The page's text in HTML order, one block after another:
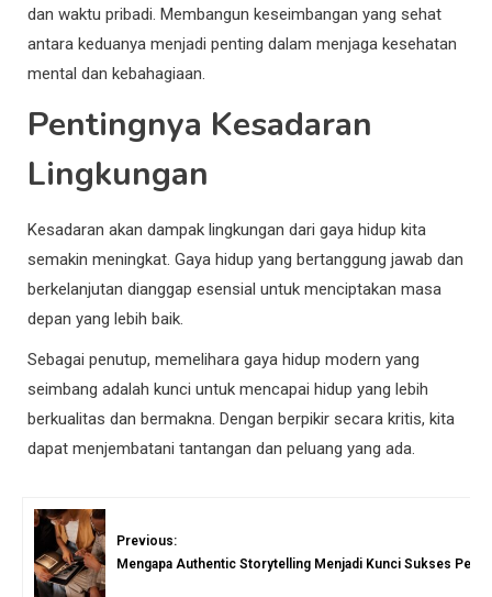
dan waktu pribadi. Membangun keseimbangan yang sehat
antara keduanya menjadi penting dalam menjaga kesehatan
mental dan kebahagiaan.
Pentingnya Kesadaran
Lingkungan
Kesadaran akan dampak lingkungan dari gaya hidup kita
semakin meningkat. Gaya hidup yang bertanggung jawab dan
berkelanjutan dianggap esensial untuk menciptakan masa
depan yang lebih baik.
Sebagai penutup, memelihara gaya hidup modern yang
seimbang adalah kunci untuk mencapai hidup yang lebih
berkualitas dan bermakna. Dengan berpikir secara kritis, kita
dapat menjembatani tantangan dan peluang yang ada.
Previous:
Mengapa Authentic Storytelling Menjadi Kunci Sukses